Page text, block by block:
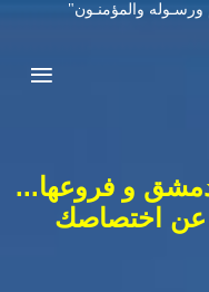
و فروعها...
عن اختصاصك